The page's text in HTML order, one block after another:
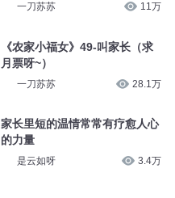
一刀苏苏 11万
《农家小福女》49-叫家长（求
月票呀~）
一刀苏苏 28.1万
家长里短的温情常常有疗愈人心
的力量
是云如呀 3.4万